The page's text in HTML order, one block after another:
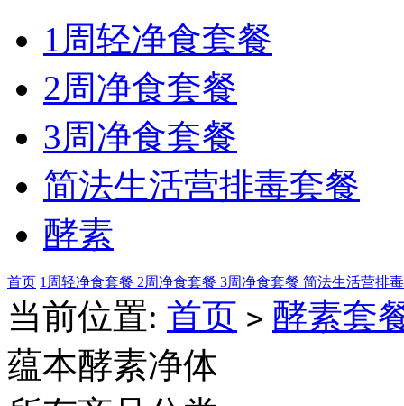
1周轻净食套餐
2周净食套餐
3周净食套餐
简法生活营排毒套餐
酵素
首页 1周轻净食套餐 2周净食套餐 3周净食套餐 简法生活营排
当前位置: 首页 > 酵素套
蕴本酵素净体